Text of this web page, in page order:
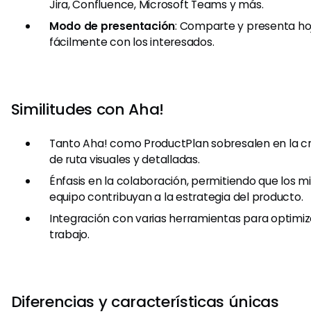
Jira, Confluence, Microsoft Teams y más.
Modo de presentación: Comparte y presenta
fácilmente con los interesados.
Similitudes con Aha!
Tanto Aha! como ProductPlan sobresalen en la
de ruta visuales y detalladas.
Énfasis en la colaboración, permitiendo que los
equipo contribuyan a la estrategia del producto.
Integración con varias herramientas para
trabajo.
Diferencias y características únicas